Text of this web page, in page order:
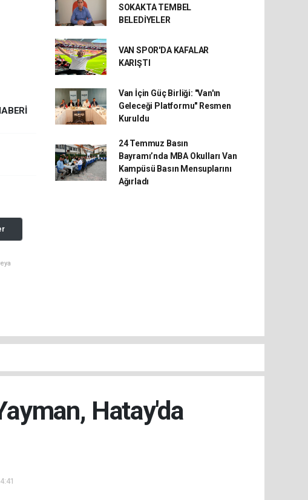
SOKAKTA TEMBEL
BELEDİYELER
VAN SPOR'DA KAFALAR
KARIŞTI
Van İçin Güç Birliği: "Van'ın
Geleceği Platformu" Resmen
Kuruldu
24 Temmuz Basın
Bayramı’nda MBA Okulları Van
Kampüsü Basın Mensuplarını
Ağırladı
Hatay'da